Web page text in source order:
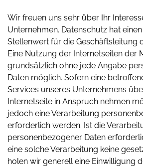
Wir freuen uns sehr über Ihr
Unternehmen. Datenschutz hat
Stellenwert für die Geschäftsleitung
Eine Nutzung der Internetseiten der
grundsätzlich ohne jede Angabe
Daten möglich. Sofern eine
Services unseres Unternehmens
Internetseite in Anspruch nehmen
jedoch eine Verarbeitung
erforderlich werden. Ist die
personenbezogener Daten
eine solche Verarbeitung keine
holen wir generell eine Einwilligung